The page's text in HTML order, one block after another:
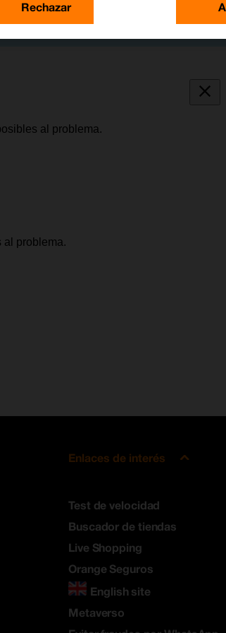
al problema.
al problema.
Enlaces de interés
Test de velocidad
Buscador de tiendas
Live Shopping
Orange Seguros
English site
Metaverso
Rechazar